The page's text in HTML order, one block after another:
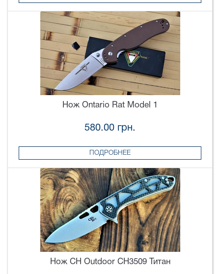
Нож Ontario Rat Model 1
580.00 грн.
ПОДРОБНЕЕ
Нож CH Outdoor CH3509 Титан